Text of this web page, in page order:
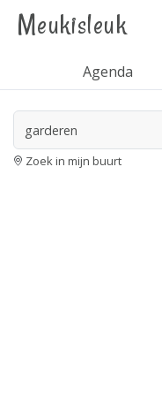
Meukisleuk
Agenda
Zoek in mijn buurt